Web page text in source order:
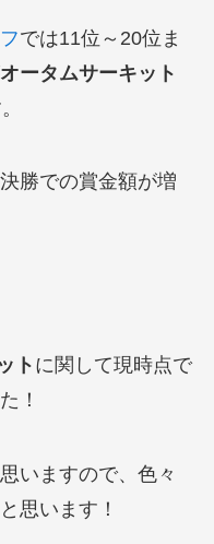
では11位～20位ま
オータムサーキット
勝での賞金額が増
ト に関して現時点で
！
いますので、色々
思います！